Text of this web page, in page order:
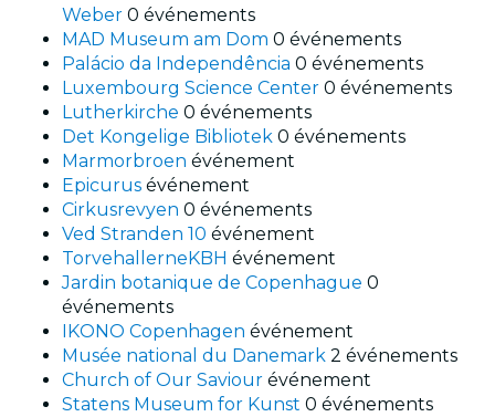
Weber 0 événements
MAD Museum am Dom 0 événements
Palácio da Independência 0 événements
Luxembourg Science Center 0 événements
Lutherkirche 0 événements
Det Kongelige Bibliotek 0 événements
Marmorbroen événement
Epicurus événement
Cirkusrevyen 0 événements
Ved Stranden 10 événement
TorvehallerneKBH événement
Jardin botanique de Copenhague 0
événements
IKONO Copenhagen événement
Musée national du Danemark 2 événements
Church of Our Saviour événement
Statens Museum for Kunst 0 événements